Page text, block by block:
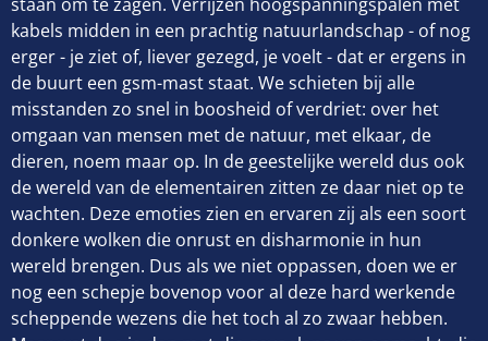
kabels midden in een prachtig natuurlandschap - of nog
erger - je ziet of, liever gezegd, je voelt - dat er ergens in
de buurt een gsm-mast staat. We schieten bij alle
misstanden zo snel in boosheid of verdriet: over het
omgaan van mensen met de natuur, met elkaar, de
dieren, noem maar op. In de geestelijke wereld dus ook
de wereld van de elementairen zitten ze daar niet op te
wachten. Deze emoties zien en ervaren zij als een soort
donkere wolken die onrust en disharmonie in hun
wereld brengen. Dus als we niet oppassen, doen we er
nog een schepje bovenop voor al deze hard werkende
scheppende wezens die het toch al zo zwaar hebben.